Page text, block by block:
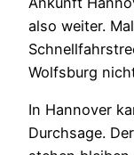
also weiter.
Wolfsburg
In Hannover
Durchsage.